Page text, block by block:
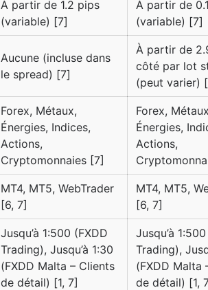
À partir de 1.2 pips
(variable) [7]
À partir de
(variable) [7]
Aucune (incluse dans
le spread) [7]
À partir de
côté par lot
(peut varier)
Forex, Métaux,
Énergies, Indices,
Actions,
Cryptomonnaies [7]
Forex,
Énergies,
Actions,
MT4, MT5, WebTrader
[6, 7]
MT4, MT5,
[6, 7]
Jusqu’à 1:500 (FXDD
Trading), Jusqu’à 1:30
(FXDD Malta – Clients
de détail) [1, 7]
Jusqu’à
Trading),
(FXDD Malta
de détail) [1,